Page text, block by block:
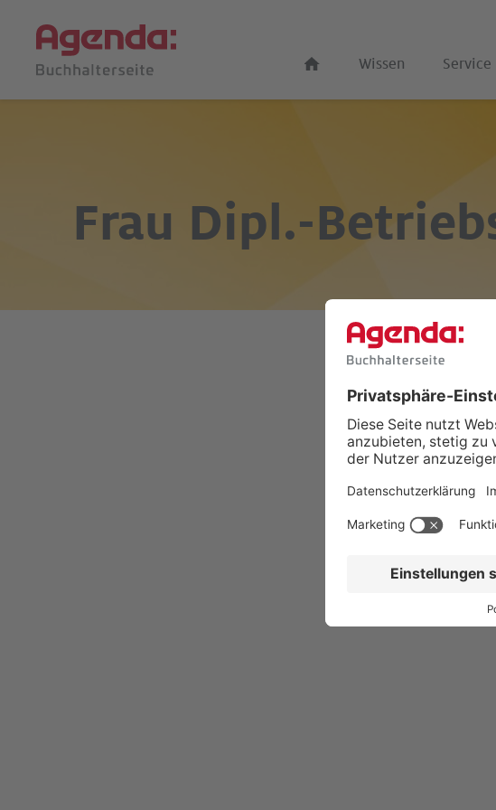
Wissen Service
Frau Dipl.-